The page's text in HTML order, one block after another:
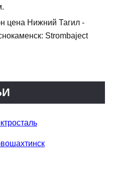
цена Нижний Тагил -
Strombaject